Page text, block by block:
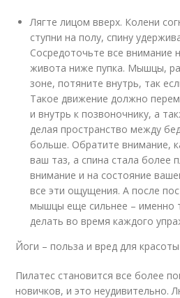
Лягте лицом вверх. Колени
ступни на полу, спину
Сосредоточьте все внимание
живота ниже пупка. Мышцы,
зоне, потяните внутрь, так
Такое движение должно
и внутрь к позвоночнику, а
делая пространство между
больше. Обратите внимание,
ваш таз, а спина стала более
внимание и на состояние
все эти ощущения. А после
мышцы еще сильнее – именно
делать во время каждого
Йоги – польза и вред для
Пилатес становится все более
новичков, и это неудивительно.